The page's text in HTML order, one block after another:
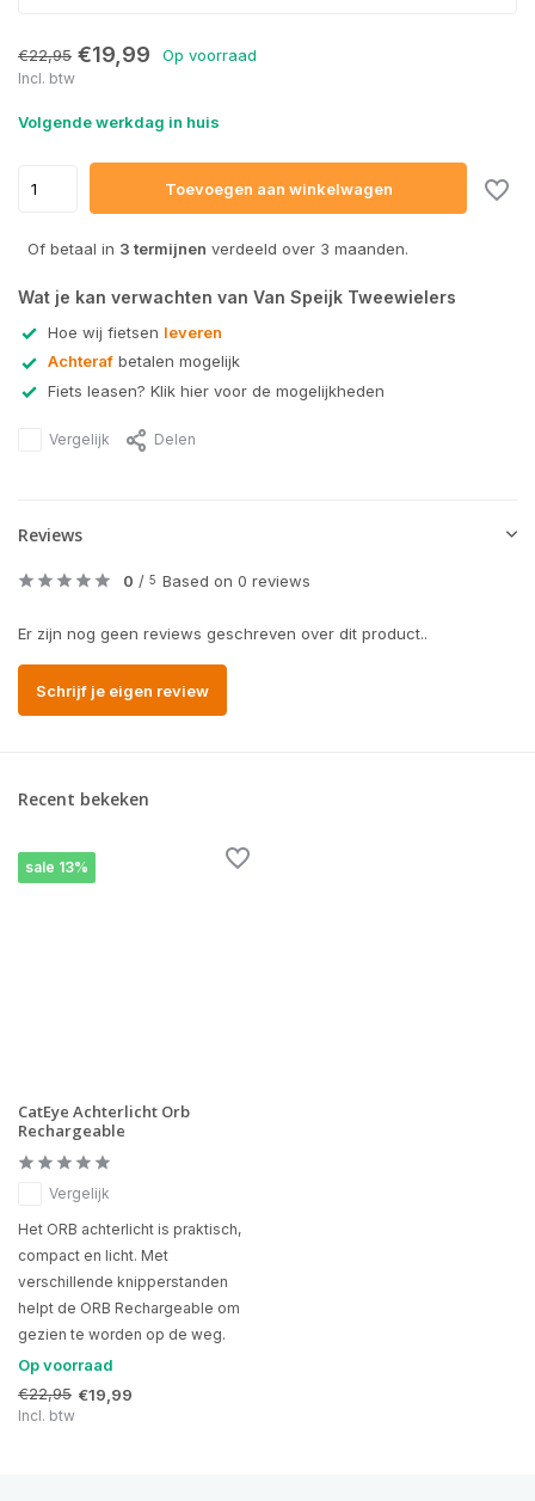
€22,95 €19,99 Op voorraad
Incl. btw
Volgende werkdag in huis
Toevoegen aan winkelwagen
Of betaal in 3 termijnen verdeeld over 3 maanden.
Wat je kan verwachten van Van Speijk Tweewielers
Hoe wij fietsen leveren
Achteraf betalen mogelijk
Fiets leasen? Klik hier voor de mogelijkheden
Vergelijk Delen
Reviews
0 / 5 Based on 0 reviews
Er zijn nog geen reviews geschreven over dit product..
Schrijf je eigen review
Recent bekeken
sale 13%
CatEye Achterlicht Orb
Rechargeable
Vergelijk
Het ORB achterlicht is praktisch,
compact en licht. Met
verschillende knipperstanden
helpt de ORB Rechargeable om
gezien te worden op de weg.
Op voorraad
€22,95 €19,99
Incl. btw